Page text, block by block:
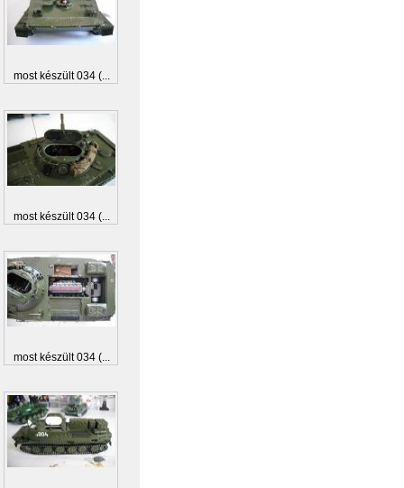
most készült 034 (...
most készült 034 (...
most készült 034 (...